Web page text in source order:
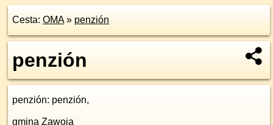
Cesta: OMA» penzión
penzión
penzión: penzión,
gmina Zawoja